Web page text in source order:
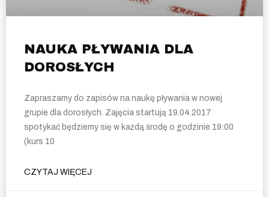
NAUKA PŁYWANIA DLA
DOROSŁYCH
Zapraszamy do zapisów na naukę pływania w nowej
grupie dla dorosłych. Zajęcia startują 19.04.2017
spotykać będziemy się w każdą środę o godzinie 19:00
(kurs 10
CZYTAJ WIĘCEJ